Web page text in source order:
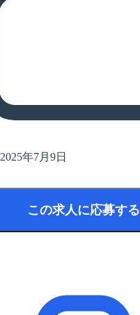
2025年7月9日
この求人に応募する